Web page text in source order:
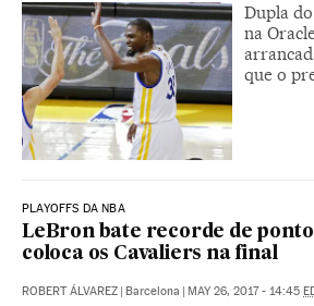
Dupla
na
que o
PLAYOFFS DA NBA
LeBron bate recorde de
coloca os Cavaliers na final
ROBERT ÁLVAREZ | Barcelona | MAY 26, 2017 - 14:45